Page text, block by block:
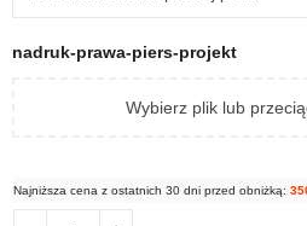
nadruk-prawa-piers-projekt
Wybierz plik lub
Najniższa cena z ostatnich 30 dni przed obniżką: